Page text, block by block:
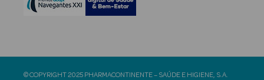
© COPYRIGHT 2025 PHARMACONTINENTE – SAÚDE E HIGIENE, S.A.